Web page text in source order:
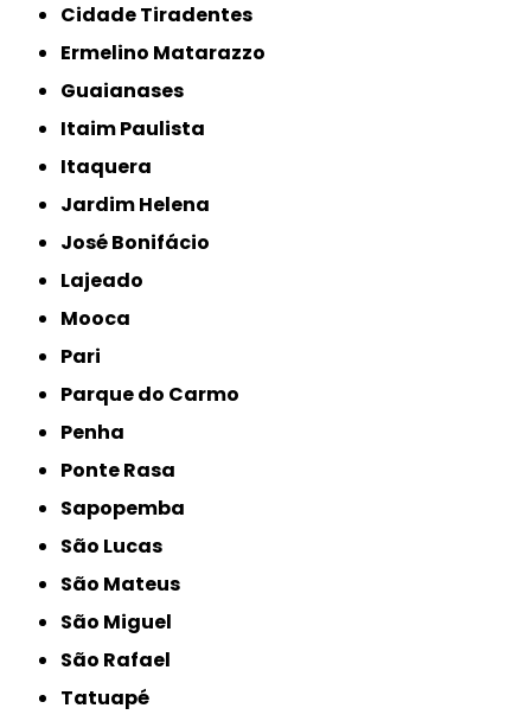
Cidade Tiradentes
Ermelino Matarazzo
Guaianases
Itaim Paulista
Itaquera
Jardim Helena
José Bonifácio
Lajeado
Mooca
Pari
Parque do Carmo
Penha
Ponte Rasa
Sapopemba
São Lucas
São Mateus
São Miguel
São Rafael
Tatuapé